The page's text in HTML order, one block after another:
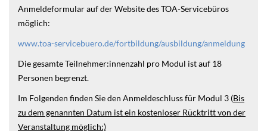
Anmeldeformular auf der Website des TOA-Servicebüros
möglich:
www.toa-servicebuero.de/fortbildung/ausbildung/anmeldung
Die gesamte Teilnehmer:innenzahl pro Modul ist auf 18
Personen begrenzt.
Im Folgenden finden Sie den Anmeldeschluss für Modul 3 (Bis
zu dem genannten Datum ist ein kostenloser Rücktritt von der
Veranstaltung möglich:)